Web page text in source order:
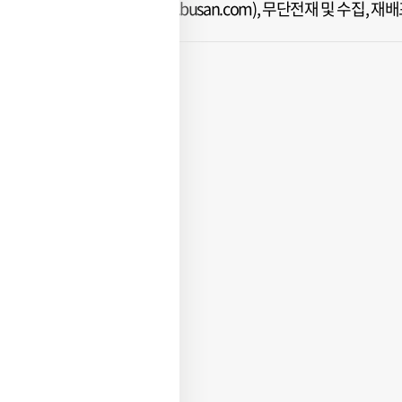
ⓒ 부산일보(www.busan.com), 무단전재 및 수집, 재